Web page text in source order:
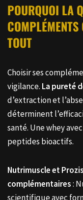
POURQUOI LA
TOUT
Choisir ses
vigilance. La pureté
d’extraction et
déterminent
santé. Une whey
peptides bioactifs.
Nutrimuscle et
complémentaires:
scientifique avec